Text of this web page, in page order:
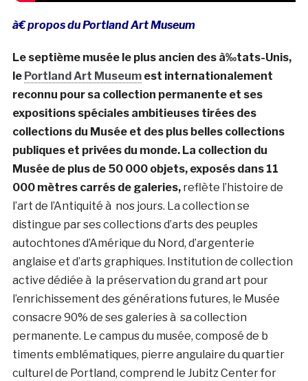
à€ propos du Portland Art Museum
Le septième musée le plus ancien des à‰tats-Unis,
le Portland Art Museumest internationalement
reconnu pour sa collection permanente et ses
expositions spéciales ambitieuses tirées des
collections du Musée et des plus belles collections
publiques et privées du monde. La collection du
Musée de plus de 50 000 objets, exposés dans 11
000 mètres carrés de galeries,reflète l’histoire de
l’art de l’Antiquité à nos jours. La collection se
distingue par ses collections d’arts des peuples
autochtones d’Amérique du Nord, d’argenterie
anglaise et d’arts graphiques. Institution de collection
active dédiée à la préservation du grand art pour
l’enrichissement des générations futures, le Musée
consacre 90% de ses galeries à sa collection
permanente. Le campus du musée, composé de b
timents emblématiques, pierre angulaire du quartier
culturel de Portland, comprend le Jubitz Center for